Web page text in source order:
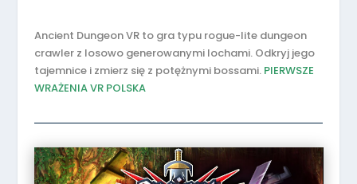
Ancient Dungeon VR to gra typu rogue-lite dungeon
crawler z losowo generowanymi lochami. Odkryj jego
tajemnice i zmierz się z potężnymi bossami. PIERWSZE
WRAŻENIA VR POLSKA